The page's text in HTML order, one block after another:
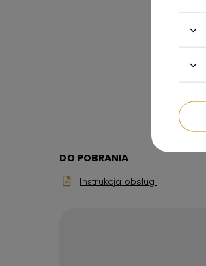
DO POBRANIA
Instrukcja obsługi